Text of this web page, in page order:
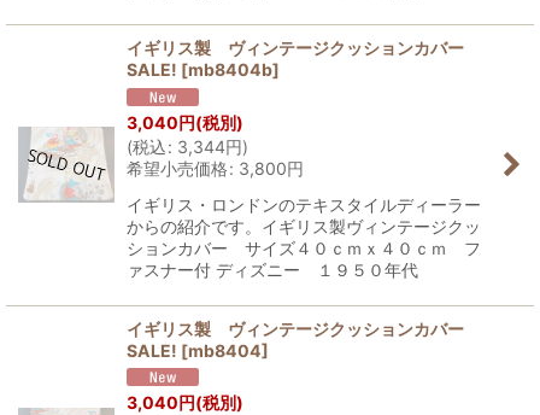
イギリス製 ヴィンテージクッションカバー
SALE! [mb8404b]
3,040円(税別)
(税込: 3,344円)
希望小売価格: 3,800円
イギリス・ロンドンのテキスタイルディーラー
からの紹介です。イギリス製ヴィンテージクッ
ションカバー サイズ４０ｃｍｘ４０ｃｍ フ
ァスナー付 ディズニー １９５０年代
イギリス製 ヴィンテージクッションカバー
SALE! [mb8404]
3,040円(税別)